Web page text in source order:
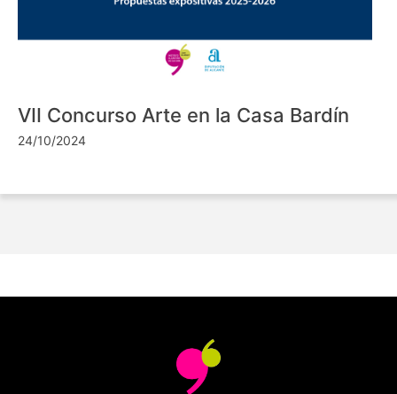
VII Concurso Arte en la Casa Bardín
24/10/2024